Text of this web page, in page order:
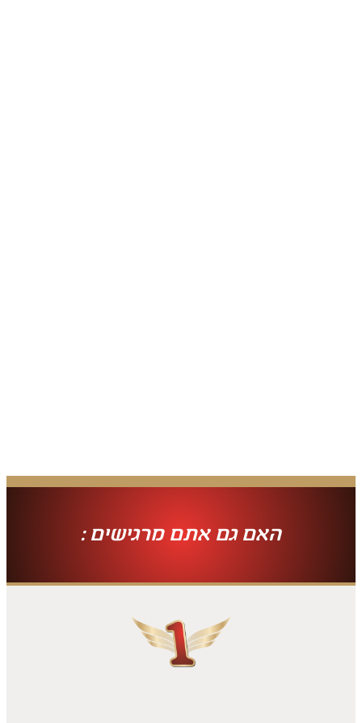
האם גם אתם מרגישים :